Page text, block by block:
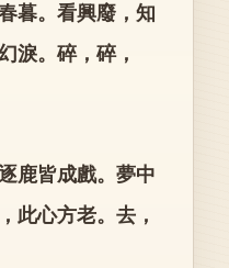
暮。看興廢，知
淚。碎，碎，
鹿皆成戲。夢中
此心方老。去，